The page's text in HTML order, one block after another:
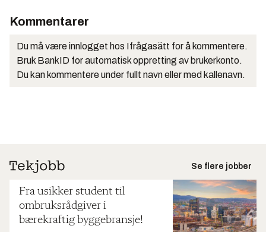
Kommentarer
Du må være innlogget hos Ifrågasätt for å kommentere.
Bruk BankID for automatisk oppretting av brukerkonto.
Du kan kommentere under fullt navn eller med kallenavn.
Se flere jobber
Fra usikker student til
ombruksrådgiver i
bærekraftig byggebransje!